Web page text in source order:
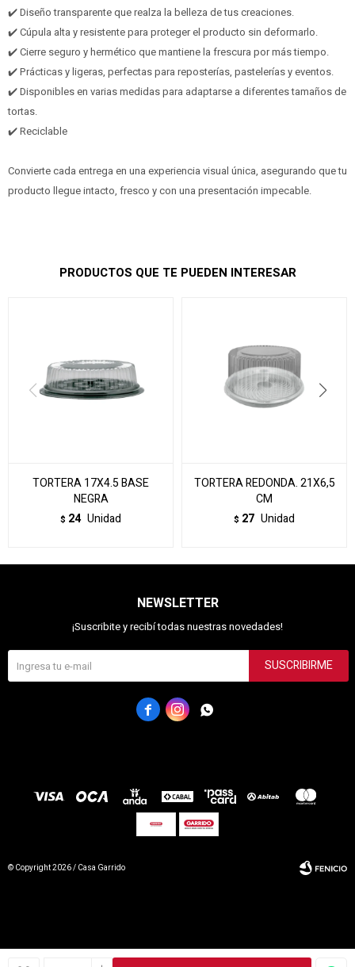
✔️ Diseño transparente que realza la belleza de tus creaciones.
✔️ Cúpula alta y resistente para proteger el producto sin deformarlo.
✔️ Cierre seguro y hermético que mantiene la frescura por más tiempo.
✔️ Prácticas y ligeras, perfectas para reposterías, pastelerías y eventos.
✔️ Disponibles en varias medidas para adaptarse a diferentes tamaños de
tortas.
✔️ Reciclable
Convierte cada entrega en una experiencia visual única, asegurando que tu
producto llegue intacto, fresco y con una presentación impecable.
PRODUCTOS QUE TE PUEDEN INTERESAR
TORTERA 17X4.5 BASE
NEGRA
$ 24 Unidad
TORTERA REDONDA. 21X6,5
CM
$ 27 Unidad
NEWSLETTER
¡Suscribite y recibí todas nuestras novedades!
SUSCRIBIRME
  
© Copyright 2026 / Casa Garrido